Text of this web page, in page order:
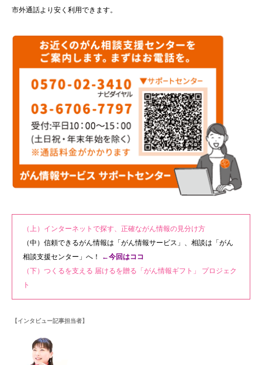
市外通話より安く利用できます。
（上）インターネットで探す、正確ながん情報の見分け方
（中）信頼できるがん情報は「がん情報サービス」、相談は「がん
相談支援センター」へ！
←今回はココ
（下）つくるを支える 届けるを贈る「がん情報ギフト」 プロジェク
ト
【インタビュー記事担当者】